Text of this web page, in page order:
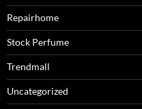
Repairhome
Stock Perfume
Trendmall
Uncategorized